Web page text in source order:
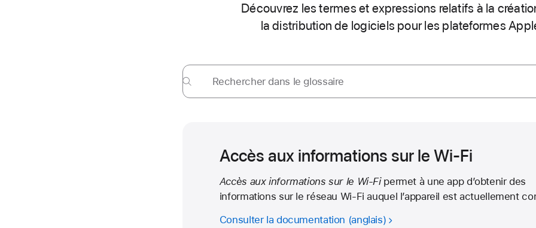
Découvrez les termes et expressions relatifs à la
la distribution de logiciels pour les plateformes
Accès aux informations sur le Wi-Fi
Accès aux informations sur le Wi-Fipermet à une app d’obtenir des
informations sur le réseau Wi-Fi auquel l’appareil est actuellement
Consulter la documentation